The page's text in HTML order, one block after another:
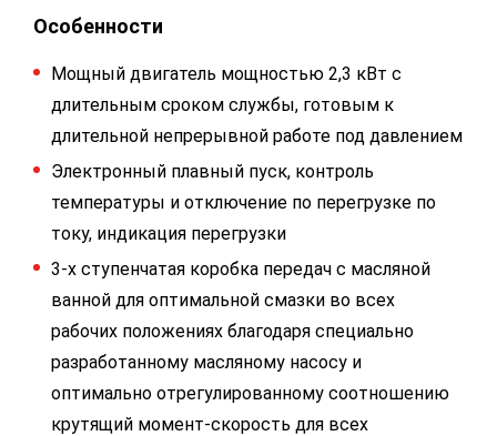
Особенности
Мощный двигатель мощностью 2,3 кВт с
длительным сроком службы, готовым к
длительной непрерывной работе под давлением
Электронный плавный пуск, контроль
температуры и отключение по перегрузке по
току, индикация перегрузки
3-х ступенчатая коробка передач с масляной
ванной для оптимальной смазки во всех
рабочих положениях благодаря специально
разработанному масляному насосу и
оптимально отрегулированному соотношению
крутящий момент-скорость для всех